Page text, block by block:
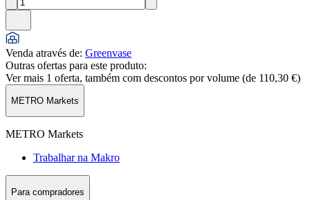
Venda através de: Greenvase
Outras ofertas para este produto:
Ver mais 1 oferta, também com descontos por volume (de 110,30 €)
METRO Markets
METRO Markets
Trabalhar na Makro
Para compradores